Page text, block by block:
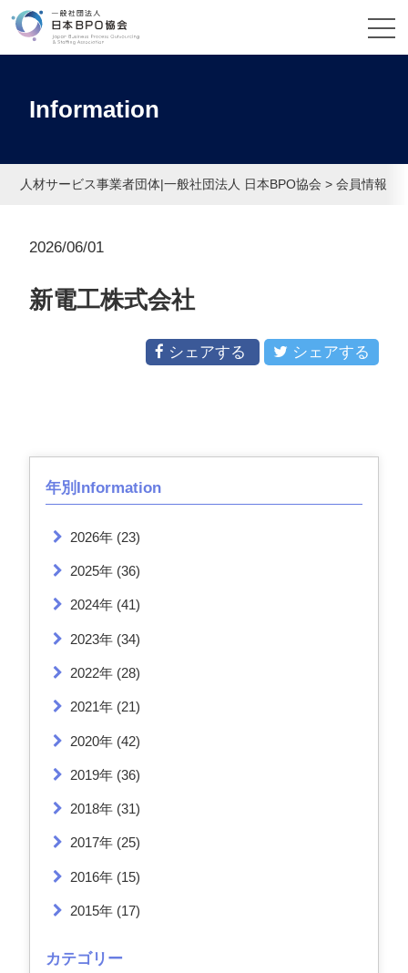
Information
人材サービス事業者団体|一般社団法人 日本BPO協会 >会員情報
2026/06/01
新電工株式会社
シェアする シェアする
年別Information
2026年(23)
2025年(36)
2024年(41)
2023年(34)
2022年(28)
2021年(21)
2020年(42)
2019年(36)
2018年(31)
2017年(25)
2016年(15)
2015年(17)
カテゴリー